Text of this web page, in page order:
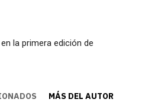
la primera edición de
MÁS DEL AUTOR